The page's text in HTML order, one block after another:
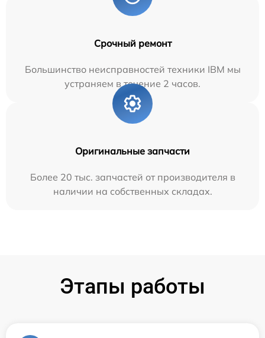
Срочный ремонт
Большинство неисправностей техники IBM мы
устраняем в течение 2 часов.
Оригинальные запчасти
Более 20 тыс. запчастей от производителя в
наличии на собственных складах.
Этапы работы